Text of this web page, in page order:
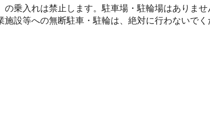
乗入れは禁止します。駐車場・駐輪場はありませ
設等への無断駐車・駐輪は、絶対に行わないでく